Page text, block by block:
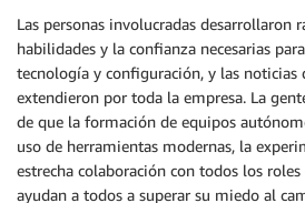
Las personas involucradas desarrollaron
habilidades y la confianza necesarias
tecnología y configuración, y las noticias
extendieron por toda la empresa. La
de que la formación de equipos
uso de herramientas modernas, la
estrecha colaboración con todos los
ayudan a todos a superar su miedo al